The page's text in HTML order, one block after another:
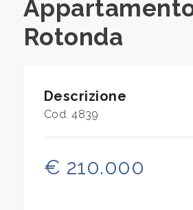
Rotonda
Descrizione
Cod. 4839
€ 210.000
Prezzo